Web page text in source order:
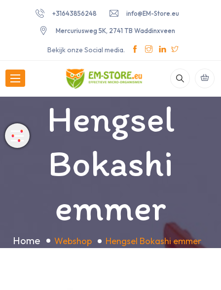
+31643856248 info@EM-Store.eu
Mercuriusweg 5K, 2741 TB Waddinxveen
Bekijk onze Social media.
Hengsel
Bokashi
emmer
Home Webshop Hengsel Bokashi emmer